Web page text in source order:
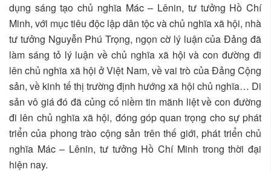
dụng sáng tạo chủ nghĩa Mác – Lênin, tư tưởng Hồ Chí
Minh, với mục tiêu độc lập dân tộc và chủ nghĩa xã hội, nhà
tư tưởng Nguyễn Phú Trọng, ngọn cờ lý luận của Đảng đã
làm sáng tỏ lý luận về chủ nghĩa xã hội và con đường đi
lên chủ nghĩa xã hội ở Việt Nam, về vai trò của Đảng Cộng
sản, về kinh tế thị trường định hướng xã hội chủ nghĩa… Di
sản vô giá đó đã củng cố niềm tin mãnh liệt về con đường
đi lên chủ nghĩa xã hội, đóng góp quan trọng cho sự phát
triển của phong trào cộng sản trên thế giới, phát triển chủ
nghĩa Mác – Lênin, tư tưởng Hồ Chí Minh trong thời đại
hiện nay.